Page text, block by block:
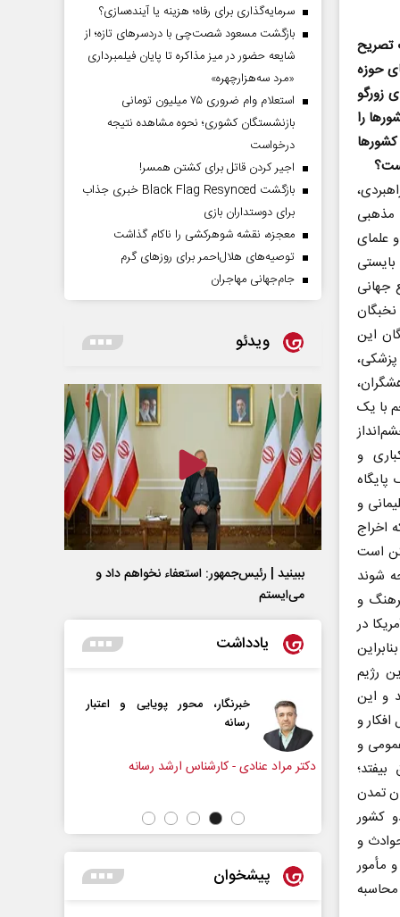
تصریح
حوزه
زورگو
را
مذهبی
علمای
بایستی
جهانی
این
با یک
و
سلیمانی با ۱۱ ــ ۱۰ موشک پایگاه
و
اخراج
است
شوند
و
در
رژیم
و این
و
و
تمدن
کشور
و
مأمور
محاسبه
سرمایه‌گذاری برای رفاه؛ هزینه یا آینده‌سازی؟
بازگشت مسعود شصت‌چی با دردسر‌های تازه؛ از
شایعه حضور در میز مذاکره تا پایان فیلمبرداری
«مرد سه‌هزارچهره»
استعلام وام ضروری ۷۵ میلیون تومانی
بازنشستگان کشوری؛ نحوه مشاهده نتیجه
درخواست
اجیر کردن قاتل برای کشتن همسر!
بازگشت Black Flag Resynced خبری جذاب
برای دوستداران بازی
معجزه، نقشه شوهرکشی را ناکام گذاشت
توصیه‌های هلال‌احمر برای روز‌های گرم
جام‌جهانی مهاجران
ویدئو
ببینید | رئیس‌جمهور: استعفاء نخواهم داد و
می‌ایستم
یادداشت
محور پویایی و اعتبار
ارشد رسانه
همه مدافع حرم هستیم
دکتر حکیمه سقای بی‌ریا - استادیار دانشگاه
پیشخوان